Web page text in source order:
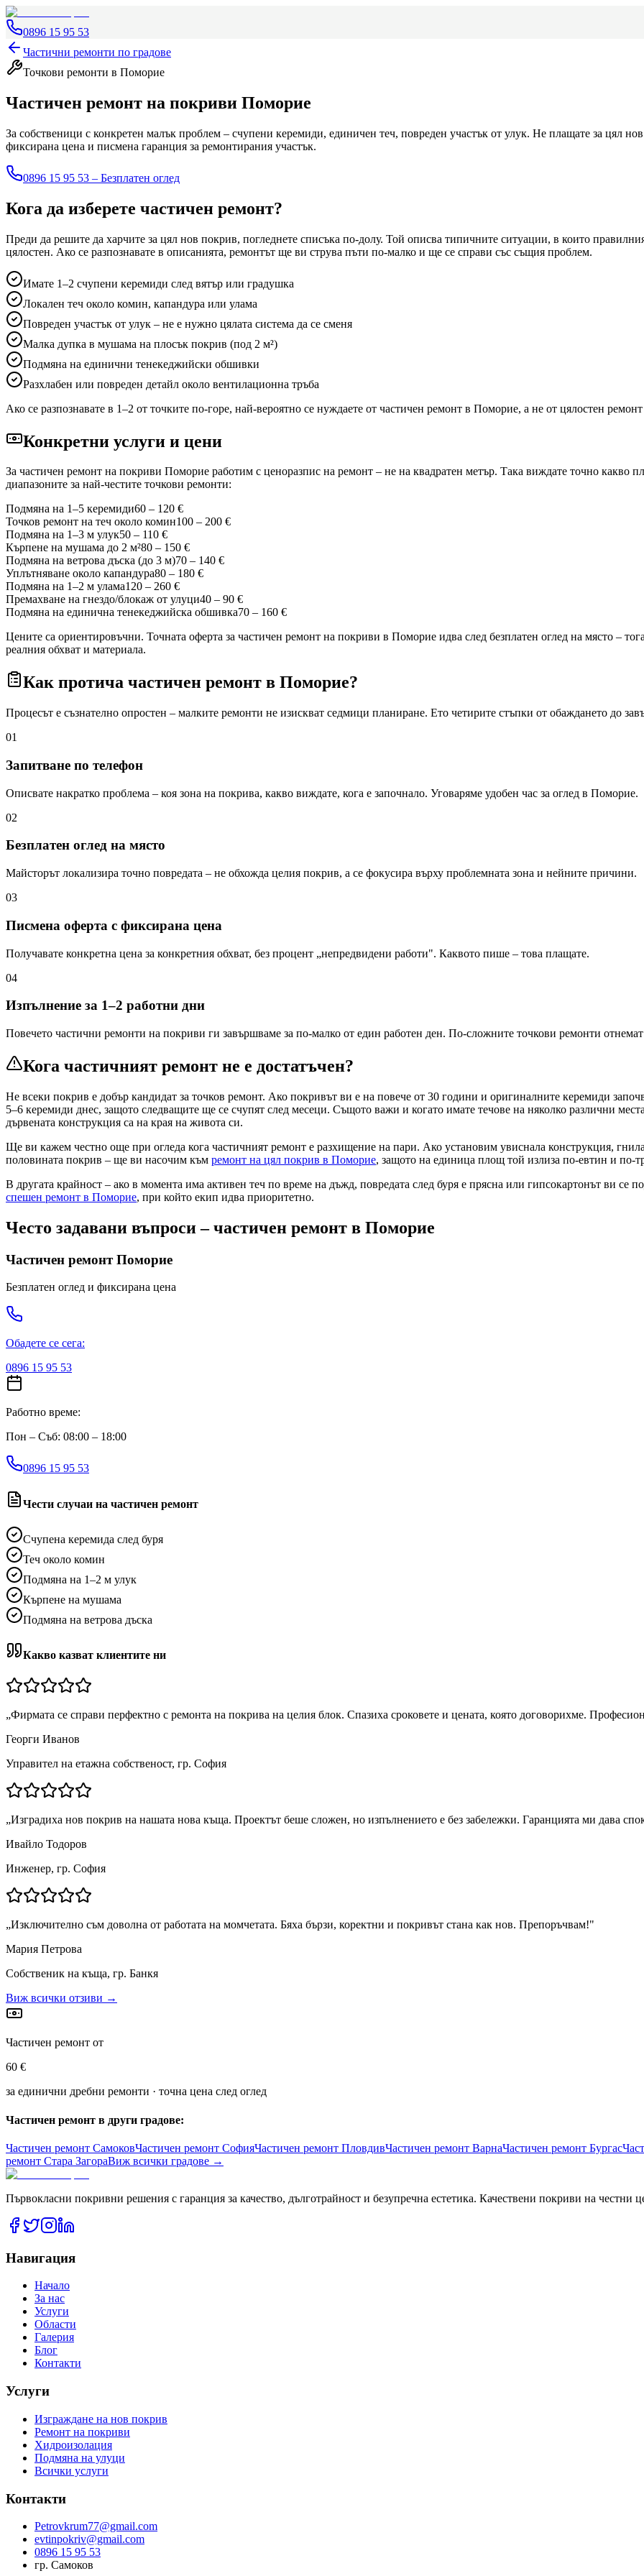
0896 15 95 53
Частични ремонти по градове
Точкови ремонти в Поморие
Частичен ремонт на покриви Поморие
За собственици с конкретен малък проблем – счупени керемиди, единичен теч, повреден участък от улук. Не плащате за цял
фиксирана цена и писмена гаранция за ремонтирания участък.
0896 15 95 53 – Безплатен оглед
Кога да изберете частичен ремонт?
Преди да решите да харчите за цял нов покрив, погледнете списъка по-долу. Той описва типичните ситуации, в които
цялостен. Ако се разпознавате в описанията, ремонтът ще ви струва пъти по-малко и ще се справи със същия проблем.
Имате 1–2 счупени керемиди след вятър или градушка
Локален теч около комин, капандура или улама
Повреден участък от улук – не е нужно цялата система да се сменя
Малка дупка в мушама на плосък покрив (под 2 м²)
Подмяна на единични тенекеджийски обшивки
Разхлабен или повреден детайл около вентилационна тръба
Ако се разпознавате в 1–2 от точките по-горе, най-вероятно се нуждаете от частичен ремонт в Поморие, а не от цялостен
Конкретни услуги и цени
За частичен ремонт на покриви Поморие работим с ценоразпис на ремонт – не на квадратен метър. Така виждате точно какво
диапазоните за най-честите точкови ремонти:
Подмяна на 1–5 керемиди60 – 120 €
Точков ремонт на теч около комин100 – 200 €
Подмяна на 1–3 м улук50 – 110 €
Кърпене на мушама до 2 м²80 – 150 €
Подмяна на ветрова дъска (до 3 м)70 – 140 €
Уплътняване около капандура80 – 180 €
Подмяна на 1–2 м улама120 – 260 €
Премахване на гнездо/блокаж от улуци40 – 90 €
Подмяна на единична тенекеджийска обшивка70 – 160 €
Цените са ориентировъчни. Точната оферта за частичен ремонт на покриви в Поморие идва след безплатен оглед на място –
реалния обхват и материала.
Как протича частичен ремонт в Поморие?
Процесът е съзнателно опростен – малките ремонти не изискват седмици планиране. Ето четирите стъпки от обаждането до
01
Запитване по телефон
Описвате накратко проблема – коя зона на покрива, какво виждате, кога е започнало. Уговаряме удобен час за оглед в Поморие.
02
Безплатен оглед на място
Майсторът локализира точно повредата – не обхожда целия покрив, а се фокусира върху проблемната зона и нейните причини.
03
Писмена оферта с фиксирана цена
Получавате конкретна цена за конкретния обхват, без процент „непредвидени работи". Каквото пише – това плащате.
04
Изпълнение за 1–2 работни дни
Повечето частични ремонти на покриви ги завършваме за по-малко от един работен ден. По-сложните точкови ремонти
Кога частичният ремонт не е достатъчен?
Не всеки покрив е добър кандидат за точков ремонт. Ако покривът ви е на повече от 30 години и оригиналните керемиди
5–6 керемиди днес, защото следващите ще се счупят след месеци. Същото важи и когато имате течове на няколко различни
дървената конструкция са на края на живота си.
Ще ви кажем честно още при огледа кога частичният ремонт е разхищение на пари. Ако установим увиснала конструкция,
половината покрив – ще ви насочим към ремонт на цял покрив в Поморие, защото на единица площ той излиза по-евтин и по-
В другата крайност – ако в момента има активен теч по време на дъжд, повредата след буря е прясна или гипсокартонът ви се
спешен ремонт в Поморие, при който екип идва приоритетно.
Често задавани въпроси – частичен ремонт в Поморие
Частичен ремонтПоморие
Безплатен оглед и фиксирана цена
Обадете се сега:
0896 15 95 53
Работно време:
Пон – Съб: 08:00 – 18:00
0896 15 95 53
Чести случаи на частичен ремонт
Счупена керемида след буря
Теч около комин
Подмяна на 1–2 м улук
Кърпене на мушама
Подмяна на ветрова дъска
Какво казват клиентите ни
„Фирмата се справи перфектно с ремонта на покрива на целия блок. Спазиха сроковете и цената, която договорихме.
Георги Иванов
Управител на етажна собственост, гр. София
„Изградиха нов покрив на нашата нова къща. Проектът беше сложен, но изпълнението е без забележки. Гаранцията ми дава
Ивайло Тодоров
Инженер, гр. София
„Изключително съм доволна от работата на момчетата. Бяха бързи, коректни и покривът стана как нов. Препоръчвам!"
Мария Петрова
Собственик на къща, гр. Банкя
Виж всички отзиви →
Частичен ремонт от
60 €
за единични дребни ремонти · точна цена след оглед
Частичен ремонт в други градове:
Частичен ремонт СамоковЧастичен ремонт СофияЧастичен ремонт ПловдивЧастичен ремонт ВарнаЧастичен ремонт Бургас
ремонт Стара ЗагораВиж всички градове →
Първокласни покривни решения с гаранция за качество, дълготрайност и безупречна естетика. Качествени покриви на честни
Навигация
Начало
За нас
Услуги
Области
Галерия
Блог
Контакти
Услуги
Изграждане на нов покрив
Ремонт на покриви
Хидроизолация
Подмяна на улуци
Всички услуги
Контакти
Petrovkrum77@gmail.com
evtinpokriv@gmail.com
0896 15 95 53
гр. Самоков